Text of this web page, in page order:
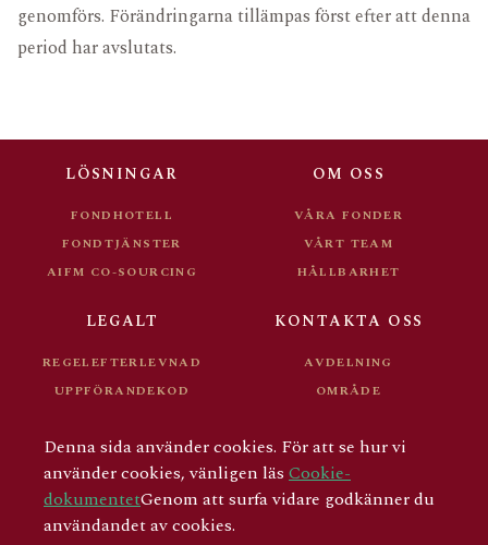
genomförs. Förändringarna tillämpas först efter att denna
period har avslutats.
LÖSNINGAR
FONDHOTELL
FONDTJÄNSTER
AIFM CO-SOURCING
OM OSS
VÅRA FONDER
VÅRT TEAM
HÅLLBARHET
LEGALT
REGELEFTERLEVNAD
UPPFÖRANDEKOD
FÖR INVESTERARE
KONTAKTA OSS
AVDELNING
OMRÅDE
Denna sida använder cookies. För att se hur vi
använder cookies, vänligen läs Cookie-
dokumentetGenom att surfa vidare godkänner du
användandet av cookies.